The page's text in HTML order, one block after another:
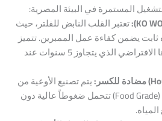
المستمرة في البيئة المصرية:
تعتبر القلب النابض للفلتر، حيث
يضمن كفاءة عمل الممبرين. تتميز
بهدوئها التام وعمرها الافتراضي الذي يتجاوز 5 سنوات عند
يتم تصنيع الأوعية من
مواد بلاستيكية نقية (Food Grade) تتحمل ضغوطاً عالية دون